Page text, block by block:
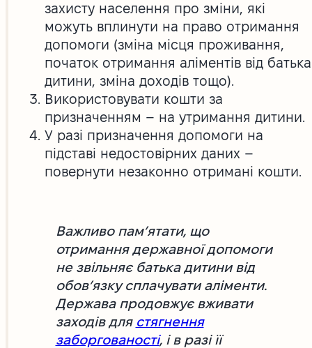
захисту населення про зміни, які
можуть вплинути на право отримання
допомоги (зміна місця проживання,
початок отримання аліментів від батька
дитини, зміна доходів тощо).
Використовувати кошти за
призначенням – на утримання дитини.
У разі призначення допомоги на
підставі недостовірних даних –
повернути незаконно отримані кошти.
Важливо пам’ятати, що
отримання державної допомоги
не звільняє батька дитини від
обов’язку сплачувати аліменти.
Держава продовжує вживати
заходів для стягнення
заборгованості, і в разі її